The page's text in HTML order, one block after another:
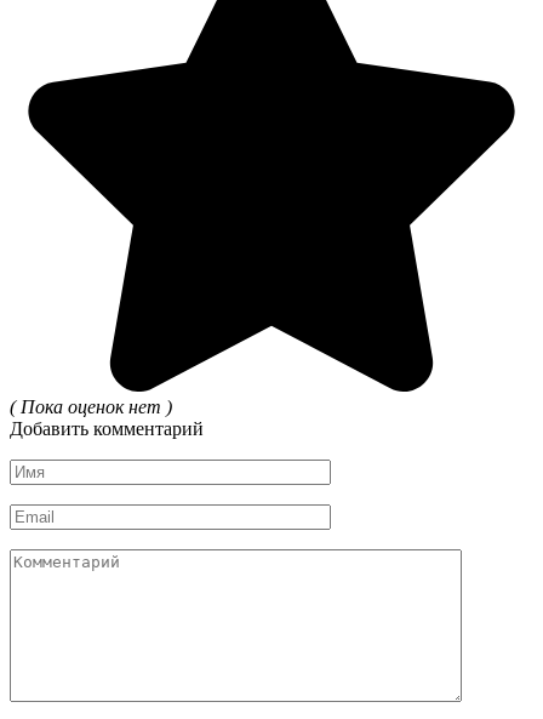
( Пока оценок нет )
Добавить комментарий
Имя
*
Email
*
Комментарий